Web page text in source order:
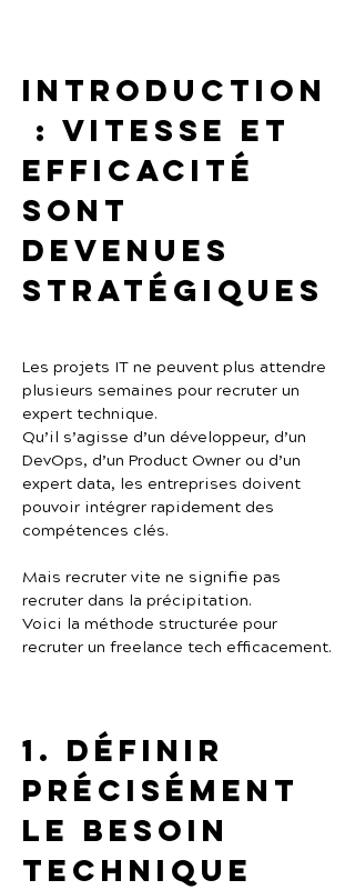
Introduction
: vitesse et
efficacité
sont
devenues
stratégiques
Les projets IT ne peuvent plus attendre
plusieurs semaines pour recruter un
expert technique.
Qu’il s’agisse d’un développeur, d’un
DevOps, d’un Product Owner ou d’un
expert data, les entreprises doivent
pouvoir intégrer rapidement des
compétences clés.
Mais recruter vite ne signifie pas
recruter dans la précipitation.
Voici la méthode structurée pour
recruter un freelance tech efficacement.
1. Définir
précisément
le besoin
technique